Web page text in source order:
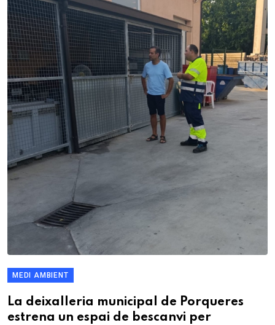
MEDI AMBIENT
La deixalleria municipal de Porqueres
estrena un espai de bescanvi per